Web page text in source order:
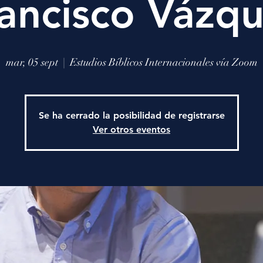
mar, 05 sept
  |
Estudios Bíblicos Internacionales vía Zoom
Se ha cerrado la posibilidad de registrarse
Ver otros eventos